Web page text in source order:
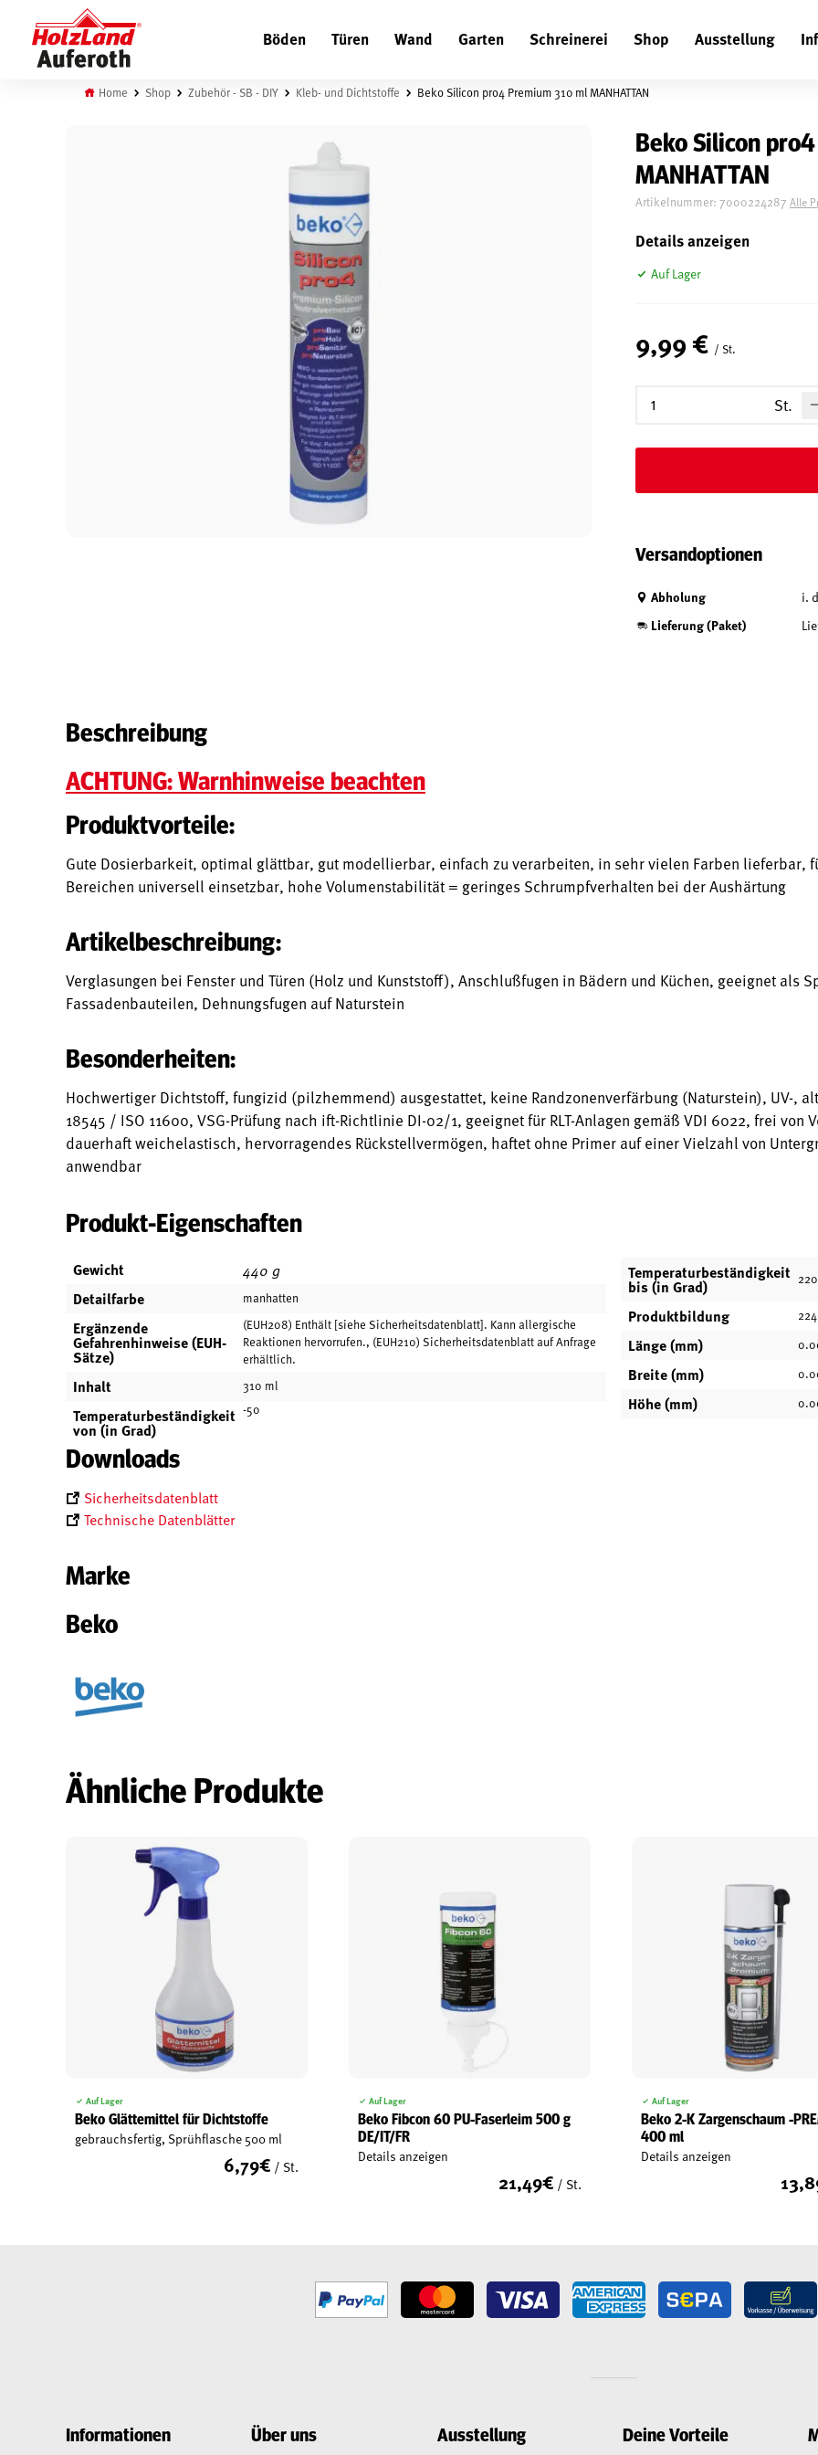
Böden Türen Wand Garten Schreinerei Shop Ausstellung
Suchen
Home Shop Zubehör - SB - DIY Kleb- und Dichtstoffe Beko Silicon pro4 Premium 310 ml MANHATTAN
Beko Silicon
MANHATTAN
Artikelnummer: 7000224287 Alle
Details anzeigen
Auf Lager
9,99 € / St.
St.
Versandoptionen
Abholung i.
Lieferung (Paket)
Beschreibung
ACHTUNG: Warnhinweise beachten
Produktvorteile:
Gute Dosierbarkeit, optimal glättbar, gut modellierbar, einfach zu verarbeiten, in sehr vielen Farben lieferbar,
Bereichen universell einsetzbar, hohe Volumenstabilität = geringes Schrumpfverhalten bei der Aushärtung
Artikelbeschreibung:
Verglasungen bei Fenster und Türen (Holz und Kunststoff), Anschlußfugen in Bädern und Küchen, geeignet als
Fassadenbauteilen, Dehnungsfugen auf Naturstein
Besonderheiten:
Hochwertiger Dichtstoff, fungizid (pilzhemmend) ausgestattet, keine Randzonenverfärbung (Naturstein), UV-,
18545 / ISO 11600, VSG-Prüfung nach ift-Richtlinie DI-02/1, geeignet für RLT-Anlagen gemäß VDI 6022, frei
dauerhaft weichelastisch, hervorragendes Rückstellvermögen, haftet ohne Primer auf einer Vielzahl von
anwendbar
Produkt-Eigenschaften
Gewicht 440 g
Detailfarbe manhatten
Ergänzende
Gefahrenhinweise (EUH-
Sätze)
(EUH208) Enthält [siehe Sicherheitsdatenblatt]. Kann allergische
Reaktionen hervorrufen., (EUH210) Sicherheitsdatenblatt auf Anfrage
erhältlich.
Inhalt 310 ml
Temperaturbeständigkeit
von (in Grad)
-50
Temperaturbeständigkeit
bis (in Grad) 220
Produktbildung
Länge (mm)
Breite (mm)
Höhe (mm)
Downloads
Sicherheitsdatenblatt
Technische Datenblätter
Marke
Beko
Ähnliche Produkte
Auf Lager
Beko Glättemittel für Dichtstoffe
gebrauchsfertig, Sprühflasche 500 ml
6,79€ / St.
Auf Lager
Beko Fibcon 60 PU-Faserleim 500 g
DE/IT/FR
Details anzeigen
21,49€ / St.
Auf Lager
Beko 2-K Zargenschaum -
400 ml
Details anzeigen
Informationen Über uns Ausstellung Deine Vorteile